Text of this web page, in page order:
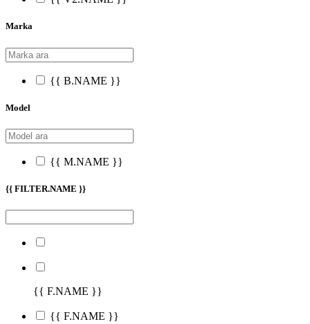
Marka
{{ B.NAME }}
Model
{{ M.NAME }}
{{ FILTER.NAME }}
{{ F.NAME }}
{{ F.NAME }}